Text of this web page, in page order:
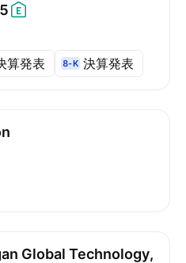
算発表 8-K 決算発表
Global Technology,